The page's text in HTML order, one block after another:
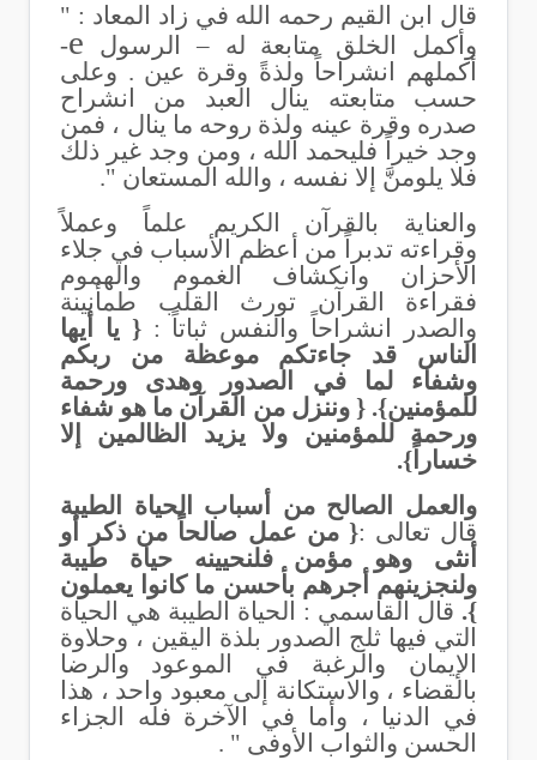
قال ابن القيم رحمه الله في زاد المعاد : "
وأكمل الخلق متابعة له – الرسول e
-
أكملهم انشراحاً ولذةً وقرة عين . وعلى
حسب متابعته ينال العبد من انشراح
صدره وقرة عينه ولذة روحه ما ينال ، فمن
وجد خيراً فليحمد الله ، ومن وجد غير ذلك
فلا يلومنَّ إلا نفسه ، والله المستعان ".
والعناية بالقرآن الكريم علماً وعملاً
وقراءته تدبراً من أعظم الأسباب في جلاء
الأحزان وانكشاف الغموم والهموم
فقراءة القرآن تورث القلب طمأنينة
والصدر انشراحاً والنفس ثباتاً :{ يا أيها
الناس قد جاءتكم موعظة من ربكم
وشفاء لما في الصدور وهدى ورحمة
للمؤمنين}. { وننزل من القرآن ما هو شفاء
ورحمة للمؤمنين ولا يزيد الظالمين إلا
خساراً}.
والعمل الصالح من أسباب الحياة الطيبة
قال تعالى :{ من عمل صالحاً من ذكر أو
أنثى وهو مؤمن فلنحيينه حياة طيبة
ولنجزينهم أجرهم بأحسن ما كانوا يعملون
}. قال القاسمي : الحياة الطيبة هي الحياة
التي فيها ثلج الصدور بلذة اليقين ، وحلاوة
الإيمان والرغبة في الموعود
والرضا
بالقضاء ، والاستكانة إلى معبود واحد ، هذا
في الدنيا ، وأما في الآخرة فله الجزاء
الحسن والثواب الأوفى " .